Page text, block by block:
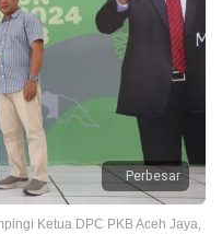
Perbesar
Ketua DPC PKB Aceh Jaya,